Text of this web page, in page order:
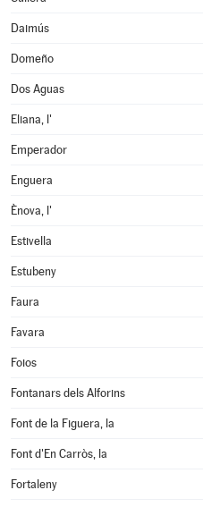
Daimús
Domeño
Dos Aguas
Eliana, l'
Emperador
Enguera
Ènova, l'
Estivella
Estubeny
Faura
Favara
Foios
Fontanars dels Alforins
Font de la Figuera, la
Font d'En Carròs, la
Fortaleny